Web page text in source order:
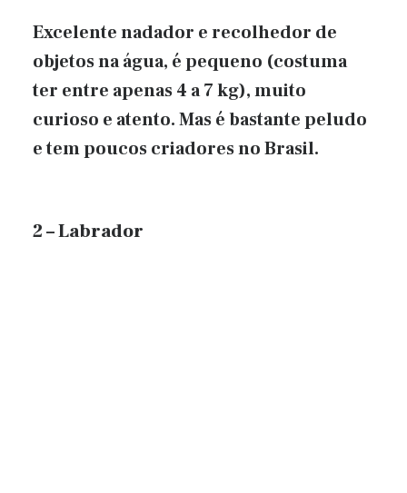
Excelente nadador e recolhedor de
objetos na água, é pequeno (costuma
ter entre apenas 4 a 7 kg), muito
curioso e atento. Mas é bastante peludo
e tem poucos criadores no Brasil.
2 – Labrador